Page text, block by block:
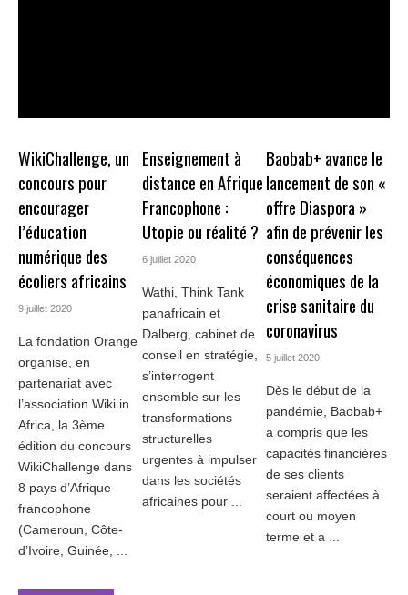
WikiChallenge, un
concours pour
encourager
l’éducation
numérique des
écoliers africains
9 juillet 2020
La fondation Orange
organise, en
partenariat avec
l’association Wiki in
Africa, la 3ème
édition du concours
WikiChallenge dans
8 pays d’Afrique
francophone
(Cameroun, Côte-
d’Ivoire, Guinée, ...
Enseignement à
distance en Afrique
Francophone :
Utopie ou réalité ?
6 juillet 2020
Wathi, Think Tank
panafricain et
Dalberg, cabinet de
conseil en stratégie,
s’interrogent
ensemble sur les
transformations
structurelles
urgentes à impulser
dans les sociétés
africaines pour ...
Baobab+ avance le
lancement de son «
offre Diaspora »
afin de prévenir les
conséquences
économiques de la
crise sanitaire du
coronavirus
5 juillet 2020
Dès le début de la
pandémie, Baobab+
a compris que les
capacités financières
de ses clients
seraient affectées à
court ou moyen
terme et a ...